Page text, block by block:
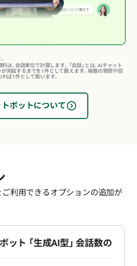
は、会話単位で計算します。「会話」とは、AIチャット
完結するまでを1件として数えます。複数の質問や回
ば1件として扱います。
ボットについて
利用できるオプションの追加が
ット 「生成AI型」 会話数の